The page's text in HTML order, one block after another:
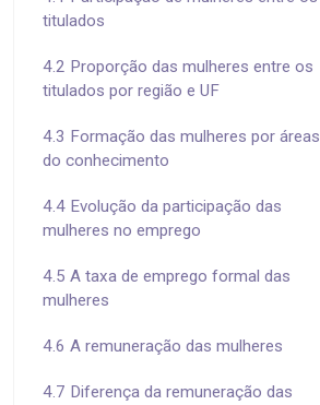
titulados
4.2 Proporção das mulheres entre os
titulados por região e UF
4.3 Formação das mulheres por áreas
do conhecimento
4.4 Evolução da participação das
mulheres no emprego
4.5 A taxa de emprego formal das
mulheres
4.6 A remuneração das mulheres
4.7 Diferença da remuneração das